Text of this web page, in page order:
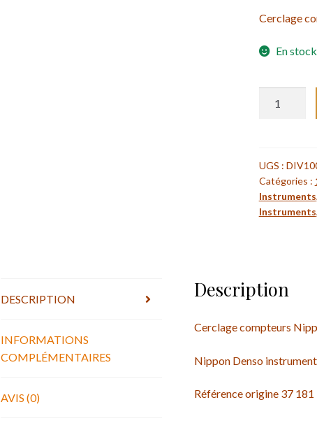
Cerclage
En stock
Nippon-
Denso
1000cc
/
Laverda
UGS :
Catégories :
Instruments,
Instruments,
DESCRIPTION
INFORMATIONS
COMPLÉMENTAIRES
AVIS (0)
Description
Cerclage compteurs
Nippon Denso
Référence origine 37 181